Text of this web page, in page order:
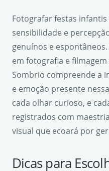
Fotografar festas
sensibilidade e
genuínos e
em fotografia e
Sombrio compreende a
e emoção presente
cada olhar curioso, e
registrados com
visual que ecoará por
Dicas para